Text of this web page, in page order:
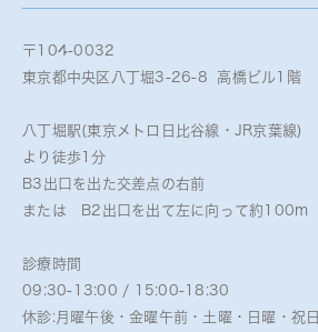
〒104-0032
東京都中央区八丁堀3-26-8 高橋ビル1階
八丁堀駅(東京メトロ日比谷線・JR京葉線)
より徒歩1分
B3出口を出た交差点の右前
または B2出口を出て左に向って約100m
診療時間
09:30-13:00 / 15:00-18:30
休診:月曜午後・金曜午前・土曜・日曜・祝日